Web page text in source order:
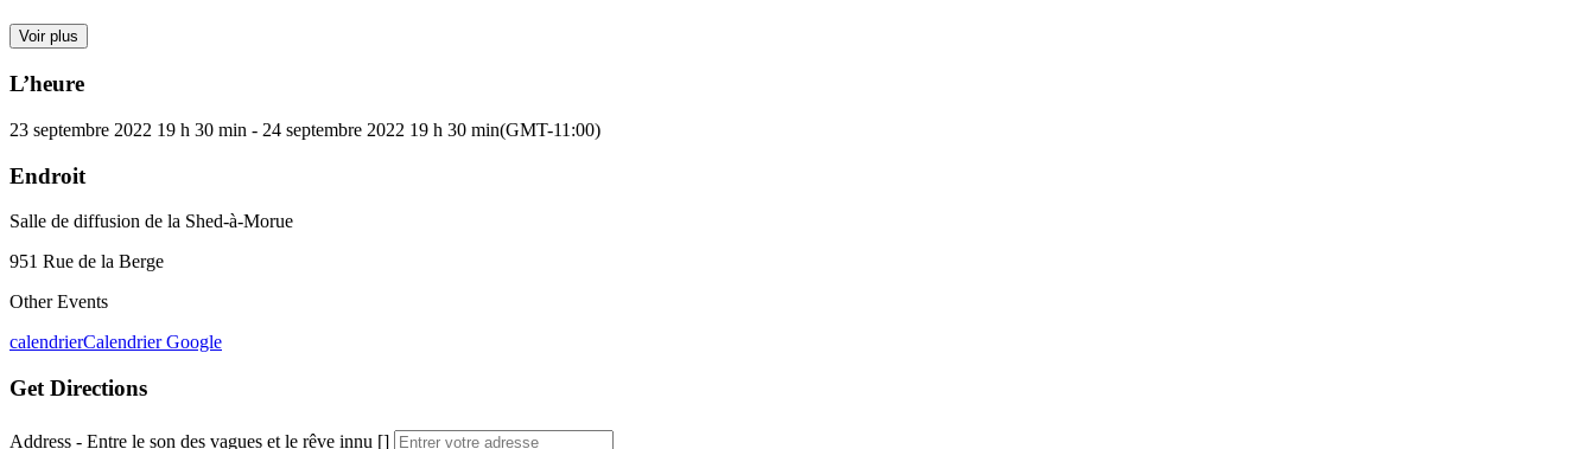
Voir plus
L’heure
23 septembre 2022 19 h 30 min - 24 septembre 2022 19 h 30 min(GMT-11:00)
Endroit
Salle de diffusion de la Shed-à-Morue
951 Rue de la Berge
Other Events
calendrierCalendrier Google
Get Directions
Address - Entre le son des vagues et le rêve innu []